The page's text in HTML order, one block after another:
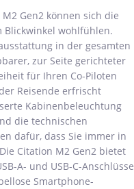
Gen2 können sich die
Blickwinkel wohlfühlen.
in der gesamten
zur Seite gerichteter
für Ihren Co-Piloten
Reisende erfrischt
Kabinenbeleuchtung
die technischen
dafür, dass Sie immer in
Citation M2 Gen2 bietet
A- und USB-C-Anschlüsse
Smartphone-